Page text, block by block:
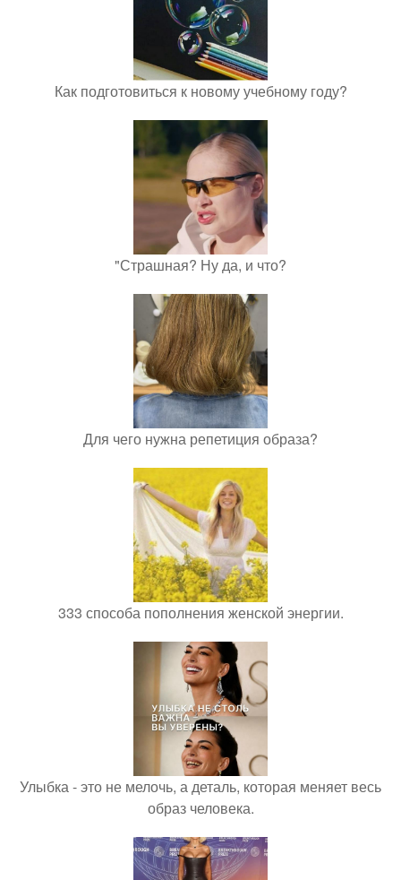
Как подготовиться к новому учебному году?
"Страшная? Ну да, и что?
Для чего нужна репетиция образа?
333 способа пополнения женской энергии.
Улыбка - это не мелочь, а деталь, которая меняет весь
образ человека.